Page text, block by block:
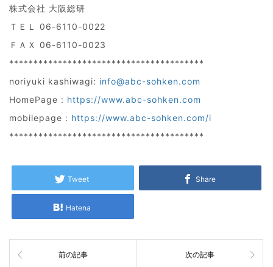
株式会社 大阪総研
ＴＥＬ 06-6110-0022
ＦＡＸ 06-6110-0023
****************************************
noriyuki kashiwagi: info@abc-sohken.com
HomePage : https://www.abc-sohken.com
mobilepage : https://www.abc-sohken.com/i
****************************************
Tweet Share
Hatena
前の記事 次の記事